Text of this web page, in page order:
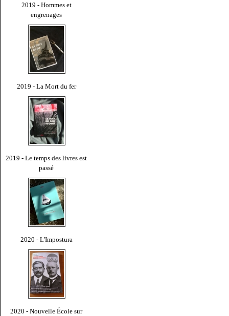
2019 - Hommes et
engrenages
2019 - La Mort du fer
2019 - Le temps des livres est
passé
2020 - L'Impostura
2020 - Nouvelle École sur